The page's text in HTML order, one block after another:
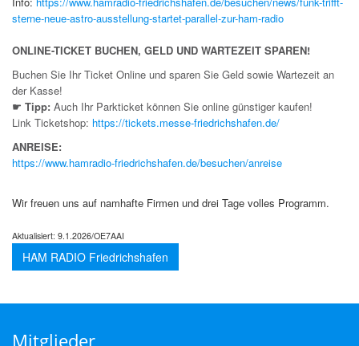
sterne-neue-astro-ausstellung-startet-parallel-zur-ham-radio
ONLINE-TICKET BUCHEN, GELD UND WARTEZEIT SPAREN!
Buchen Sie Ihr Ticket Online und sparen Sie Geld sowie Wartezeit an
der Kasse!
☛ Tipp: Auch Ihr Parkticket können Sie online günstiger kaufen!
Link Ticketshop: https://tickets.messe-friedrichshafen.de/
ANREISE:
https://www.hamradio-friedrichshafen.de/besuchen/anreise
Wir freuen uns auf namhafte Firmen und drei Tage volles Programm.
Aktualisiert: 9.1.2026/OE7AAI
HAM RADIO Friedrichshafen
Mitglieder